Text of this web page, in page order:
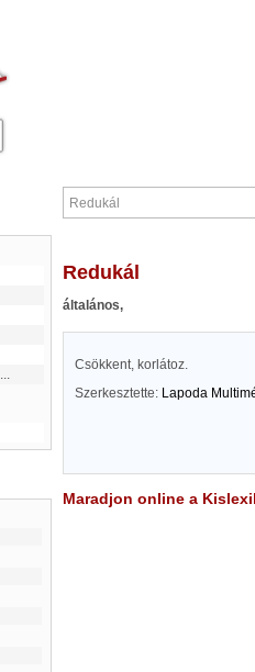
...
Redukál
általános,
Csökkent, korlátoz.
Szerkesztette: Lapoda
Maradjon online a